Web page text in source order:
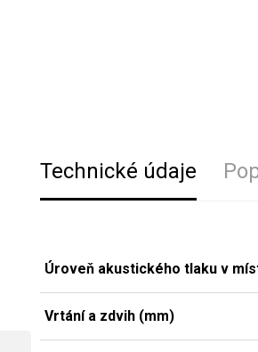
Technické údaje
Úroveň akustického tlaku v
Vrtání a zdvih (mm)